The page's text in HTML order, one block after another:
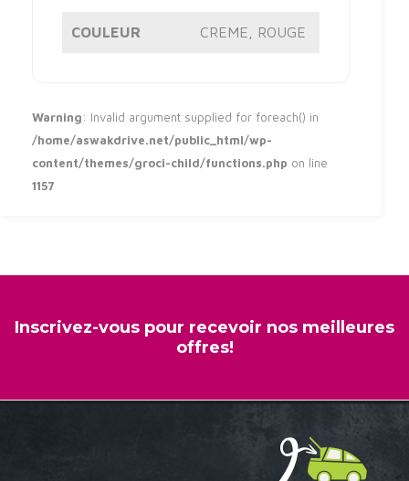
COULEUR CREME ROUGE
Warning: Invalid argument supplied for foreach() in
/home/aswakdrive.net/public_html/wp-
content/themes/groci-child/functions.php on line
1157
Inscrivez-vous pour recevoir nos meilleures
offres!